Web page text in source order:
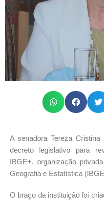
A senadora Tereza
decreto legislativo para
IBGE+, organização
Geografia e Estatística
O braço da instituição foi